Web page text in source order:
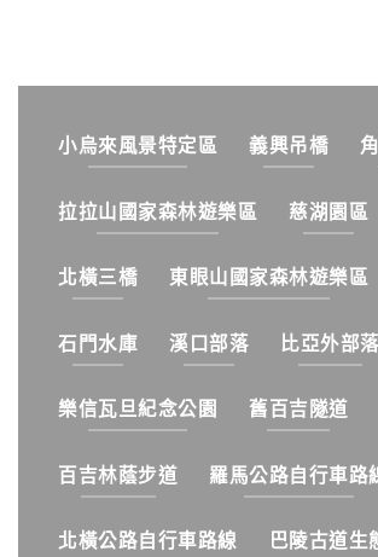
小烏來風景特定區 義興吊橋
拉拉山國家森林遊樂區 慈湖園區
北橫三橋 東眼山國家森林遊樂區
石門水庫 溪口部落 比亞外部落
樂信瓦旦紀念公園 舊百吉隧道
百吉林蔭步道 羅馬公路自行車路
北橫公路自行車路線 巴陵古道生